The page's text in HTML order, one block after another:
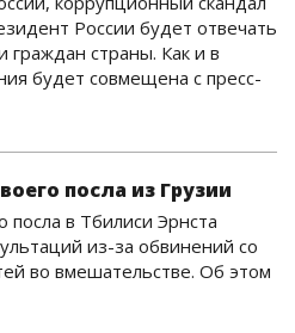
России будет отвечать
граждан страны. Как и в
будет совмещена с пресс-
посла из Грузии
посла в Тбилиси Эрнста
из-за обвинений со
во вмешательстве. Об этом